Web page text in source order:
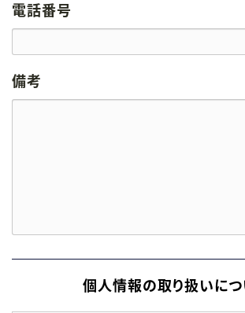
電話番号
備考
個人情報の取り扱いにつ